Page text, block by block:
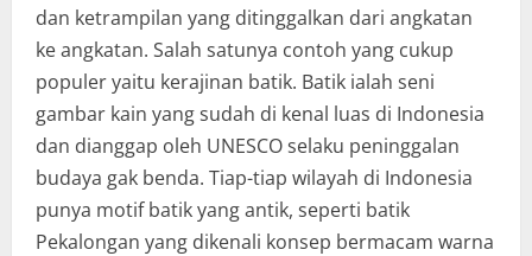
dan ketrampilan yang ditinggalkan dari angkatan
ke angkatan. Salah satunya contoh yang cukup
populer yaitu kerajinan batik. Batik ialah seni
gambar kain yang sudah di kenal luas di Indonesia
dan dianggap oleh UNESCO selaku peninggalan
budaya gak benda. Tiap-tiap wilayah di Indonesia
punya motif batik yang antik, seperti batik
Pekalongan yang dikenali konsep bermacam warna